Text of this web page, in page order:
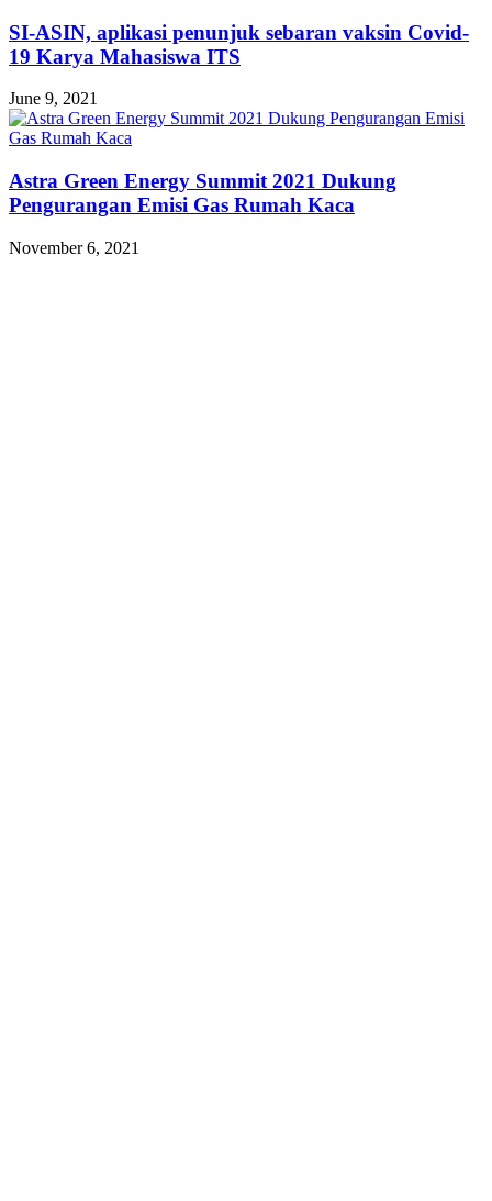
SI-ASIN, aplikasi penunjuk sebaran vaksin Covid-
19 Karya Mahasiswa ITS
June 9, 2021
Astra Green Energy Summit 2021 Dukung
Pengurangan Emisi Gas Rumah Kaca
November 6, 2021